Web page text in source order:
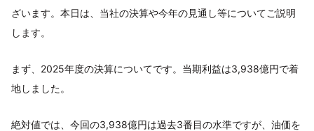
ざいます。本日は、当社の決算や今年の見通し等についてご説明
します。
まず、2025年度の決算についてです。当期利益は3,938億円で着
地しました。
絶対値では、今回の3,938億円は過去3番目の水準ですが、油価を